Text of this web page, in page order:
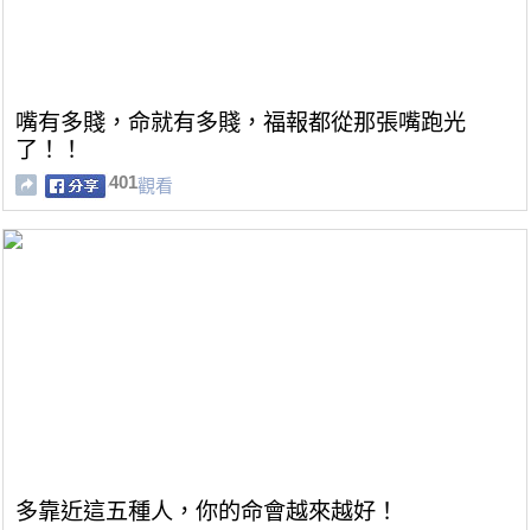
嘴有多賤，命就有多賤，福報都從那張嘴跑光
了！！
401觀看
多靠近這五種人，你的命會越來越好！